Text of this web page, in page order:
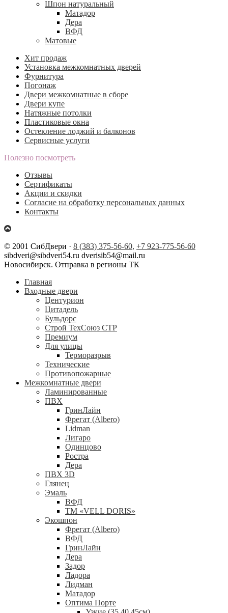
Шпон натуральный
Матадор
Дера
ВФД
Матовые
Хит продаж
Установка межкомнатных дверей
Фурнитура
Погонаж
Двери межкомнатные в сборе
Двери купе
Натяжные потолки
Пластиковые окна
Остекление лоджий и балконов
Сервисные услуги
Полезно посмотреть
Отзывы
Сертификаты
Акции и скидки
Согласие на обработку персональных данных
Контакты
© 2001 СибДвери · 8 (383) 375-56-60, +7 923-775-56-60
sibdveri@sibdveri54.ru dverisib54@mail.ru
Новосибирск. Отправка в регионы ТК
Главная
Входные двери
Центурион
Цитадель
Бульдорс
Строй ТехСоюз СТР
Премиум
Для улицы
Терморазрыв
Технические
Противопожарные
Межкомнатные двери
Ламинированные
ПВХ
ГринЛайн
Фрегат (Albero)
Lidman
Лигаро
Одинцово
Ростра
Дера
ПВХ 3D
Глянец
Эмаль
ВФД
ТМ «VELL DORIS»
Экошпон
Фрегат (Albero)
ВФД
ГринЛайн
Дера
Задор
Ладора
Лидман
Матадор
Оптима Порте